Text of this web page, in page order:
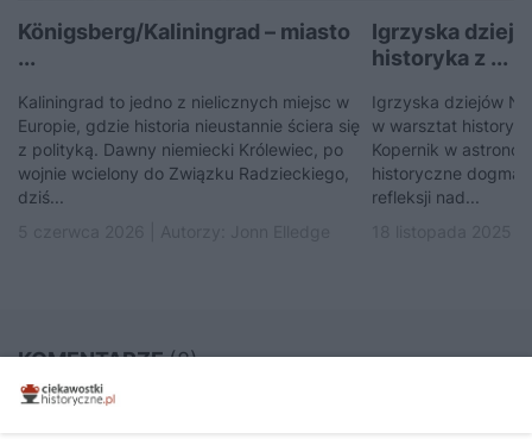
Königsberg/Kaliningrad – miasto
...
Kaliningrad to jedno z nielicznych miejsc w
Europie, gdzie historia nieustannie ściera się
z polityką. Dawny niemiecki Królewiec, po
wojnie wcielony do Związku Radzieckiego,
dziś...
Igrzyska
historyka z ...
Igrzyska dziejów
w warsztat
Kopernik w
historyczne
refleksji nad...
KOMENTARZE(8)
Dodaj komentarz